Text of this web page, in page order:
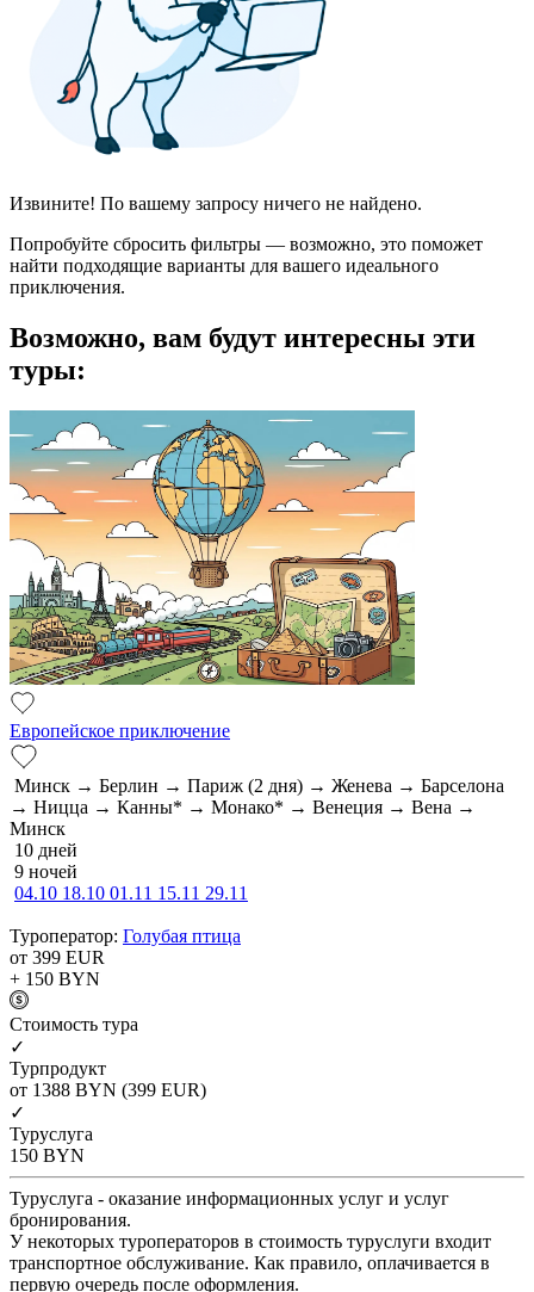
Извините! По вашему запросу ничего не найдено.
Попробуйте сбросить фильтры — возможно, это поможет
найти подходящие варианты для вашего идеального
приключения.
Возможно, вам будут интересны эти
туры:
Европейское приключение
Минск → Берлин → Париж (2 дня) → Женева → Барселона
→ Ницца → Канны* → Монако* → Венеция → Вена →
Минск
10 дней
9 ночей
04.10 18.10 01.11 15.11 29.11
Туроператор: Голубая птица
от 399 EUR
+ 150 BYN
Cтоимость тура
✓
Турпродукт
от 1388 BYN (399 EUR)
✓
Туруслуга
150 BYN
Туруслуга - оказание информационных услуг и услуг
бронирования.
У некоторых туроператоров в стоимость туруслуги входит
транспортное обслуживание. Как правило, оплачивается в
первую очередь после оформления.